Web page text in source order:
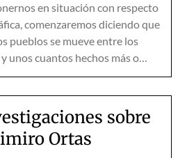
en situación con respecto
comenzaremos diciendo que
pueblos se mueve entre los
unos cuantos hechos más o…
sobre
Ortas